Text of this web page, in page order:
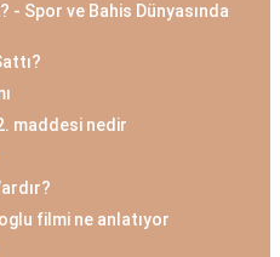
- Spor ve Bahis Dünyasında
maddesi nedir
filmi ne anlatıyor